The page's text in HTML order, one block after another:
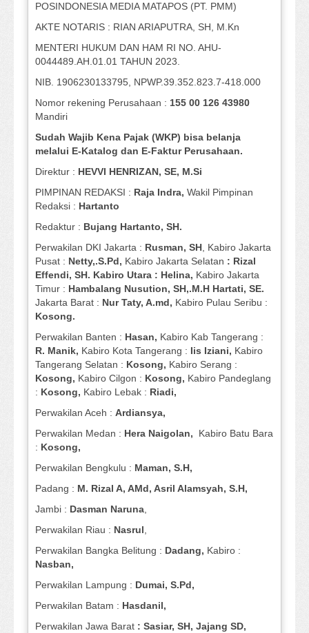
POSINDONESIA MEDIA MATAPOS (PT. PMM)
AKTE NOTARIS : RIAN ARIAPUTRA, SH, M.Kn
MENTERI HUKUM DAN HAM RI NO. AHU-
0044489.AH.01.01 TAHUN 2023.
NIB. 1906230133795, NPWP.39.352.823.7-418.000
Nomor rekening Perusahaan : 155 00 126 43980
Mandiri
Sudah Wajib Kena Pajak (WKP) bisa belanja
melalui E-Katalog dan E-Faktur Perusahaan.
Direktur : HEVVI HENRIZAN, SE, M.Si
PIMPINAN REDAKSI : Raja Indra, Wakil Pimpinan
Redaksi : Hartanto
Redaktur : Bujang Hartanto, SH.
Perwakilan DKI Jakarta : Rusman, SH , Kabiro Jakarta
Pusat : Netty,.S.Pd, Kabiro Jakarta Selatan : Rizal
Effendi, SH. Kabiro Utara : Helina, Kabiro Jakarta
Timur : Hambalang Nusution, SH,.M.H Hartati, SE.
Jakarta Barat : Nur Taty, A.md, Kabiro Pulau Seribu :
Kosong.
Perwakilan Banten : Hasan, Kabiro Kab Tangerang :
R. Manik, Kabiro Kota Tangerang : Iis Iziani, Kabiro
Tangerang Selatan : Kosong, Kabiro Serang :
Kosong, Kabiro Cilgon : Kosong, Kabiro Pandeglang
: Kosong, Kabiro Lebak : Riadi,
Perwakilan Aceh : Ardiansya,
Perwakilan Medan : Hera Naigolan, Kabiro Batu Bara
: Kosong,
Perwakilan Bengkulu : Maman, S.H,
Padang : M. Rizal A, AMd, Asril Alamsyah, S.H,
Jambi : Dasman Naruna
Perwakilan Riau : Nasrul
Perwakilan Bangka Belitung : Dadang, Kabiro :
Nasban,
Perwakilan Lampung : Dumai, S.Pd,
Perwakilan Batam : Hasdanil,
Perwakilan Jawa Barat : Sasiar, SH, Jajang SD,